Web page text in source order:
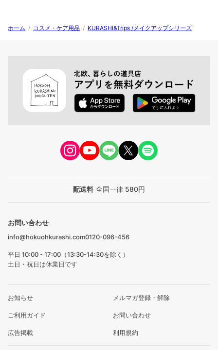
ホーム / コスメ・ケア用品 / KURASHI&Trips /メイクアップシリーズ
配送料 全国一律 580円
お問い合わせ
info@hokuohkurashi.com0120-096-456
平日 10:00 - 17:00（13:30-14:30を除く）
土日・祝日は休業日です
お知らせ メルマガ登録・解除
ご利用ガイド お問い合わせ
広告掲載 利用規約